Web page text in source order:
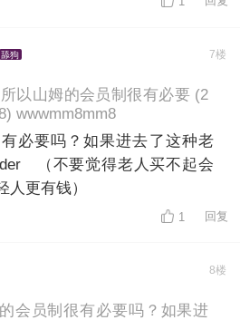
舔狗 7楼
以山姆的会员制很有必要 (2
wwwmm8mm8
必要吗？如果进去了这种老
（不要觉得老人买不起会
人更有钱）
1 回复
8楼
会员制很有必要吗？如果进